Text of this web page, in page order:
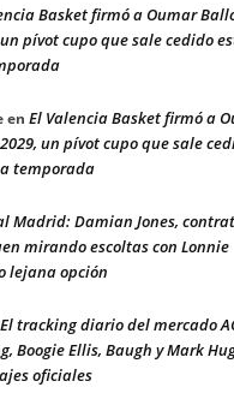
Basket firmó a Oumar
pívot cupo que sale cedido
en El Valencia Basket firmó a
un pívot cupo que sale
temporada
Madrid: Damian Jones,
mirando escoltas con Lonnie
lejana opción
El tracking diario del mercado
Boogie Ellis, Baugh y Mark
oficiales